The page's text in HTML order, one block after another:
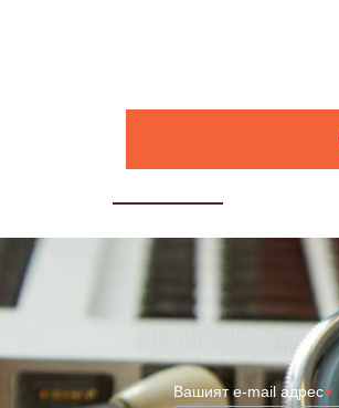
Вашият e-mail адрес*